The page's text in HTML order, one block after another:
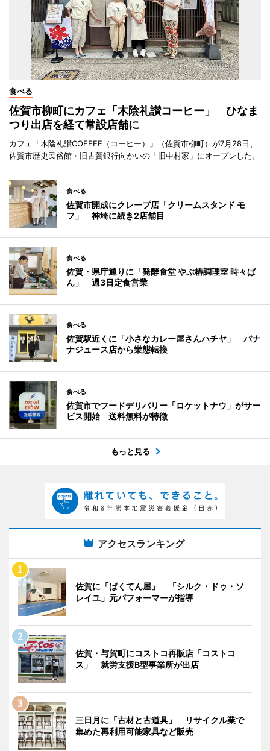
食べる
佐賀市柳町にカフェ「木陰礼讃コーヒー」 ひなま
つり出店を経て常設店舗に
カフェ「木陰礼讃COFFEE（コーヒー）」（佐賀市柳町）が7月28日、
佐賀市歴史民俗館・旧古賀銀行向かいの「旧中村家」にオープンした。
食べる
佐賀市開成にクレープ店「クリームスタンド モ
フ」 神埼に続き2店舗目
食べる
佐賀・県庁通りに「発酵食堂 やぶ椿調理室 時々ぱ
ん」 週3日定食営業
食べる
佐賀駅近くに「小さなカレー屋さんハチヤ」 バナ
ナジュース店から業態転換
食べる
佐賀市でフードデリバリー「ロケットナウ」がサー
ビス開始 送料無料が特徴
もっと見る
アクセスランキング
佐賀に「ばくてん屋」 「シルク・ドゥ・ソ
レイユ」元パフォーマーが指導
佐賀・与賀町にコストコ再販店「コストコ
ス」 就労支援B型事業所が出店
三日月に「古材と古道具」 リサイクル業で
集めた再利用可能家具など販売